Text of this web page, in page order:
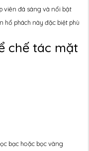
viên đá sáng và nổi bật
hổ phách này đặc biệt phù
chế tác mặt
bạc hoặc bọc vàng